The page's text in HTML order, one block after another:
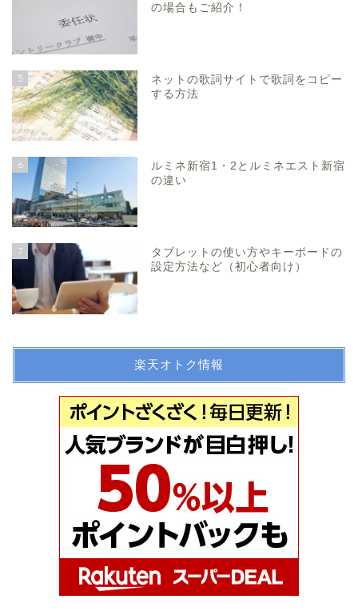
の場合もご紹介！
5
ネットの歌詞サイトで歌詞をコピー
する方法
6
ルミネ新宿1・2とルミネエスト新宿
の違い
7
タブレットの使い方やキーボードの
設定方法など（初心者向け）
楽天オトク情報